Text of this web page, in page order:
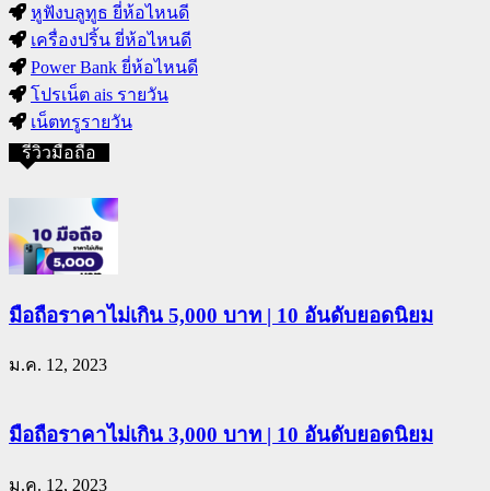
หูฟังบลูทูธ ยี่ห้อไหนดี
เครื่องปริ้น ยี่ห้อไหนดี
Power Bank ยี่ห้อไหนดี
โปรเน็ต ais รายวัน
เน็ตทรูรายวัน
รีวิวมือถือ
มือถือราคาไม่เกิน 5,000 บาท | 10 อันดับยอดนิยม
ม.ค. 12, 2023
มือถือราคาไม่เกิน 3,000 บาท | 10 อันดับยอดนิยม
ม.ค. 12, 2023